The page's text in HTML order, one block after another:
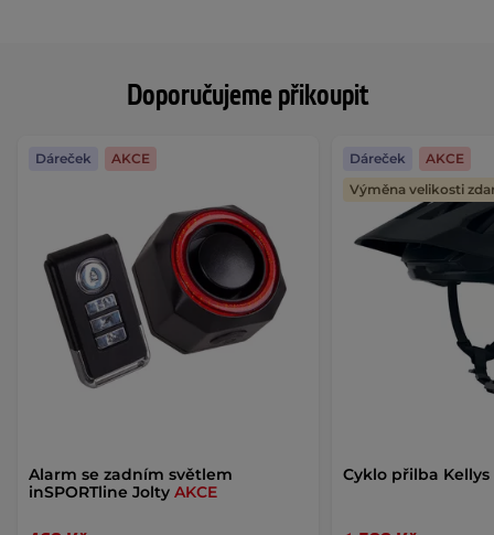
Doporučujeme přikoupit
Alarm se zadním světlem
inSPORTline Jolty AKCE
Dáreček AKCE
Cyklo přilba
Dáreček
AKCE
Výměna velikosti